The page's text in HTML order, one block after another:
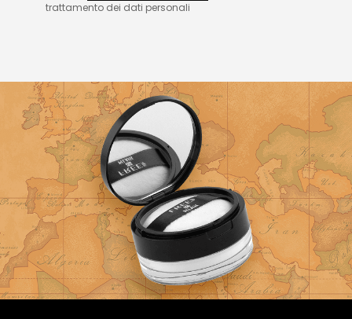
trattamento dei dati personali